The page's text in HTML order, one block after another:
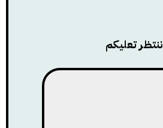
ننتظر تعليكم